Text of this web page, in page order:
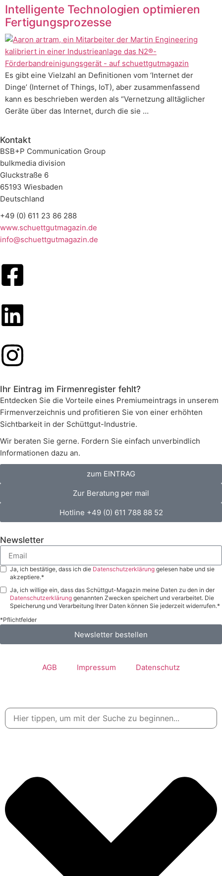
Intelligente Technologien optimieren
Fertigungsprozesse
Es gibt eine Vielzahl an Definitionen vom ‘Internet der
Dinge’ (Internet of Things, IoT), aber zusammenfassend
kann es beschrieben werden als “Vernetzung alltäglicher
Geräte über das Internet, durch die sie …
Kontakt
BSB+P Communication Group
bulkmedia division
Gluckstraße 6
65193 Wiesbaden
Deutschland
+49 (0) 611 23 86 288
www.schuettgutmagazin.de
info@schuettgutmagazin.de
Ihr Eintrag im Firmenregister fehlt?
Entdecken Sie die Vorteile eines Premiumeintrags in unserem
Firmenverzeichnis und profitieren Sie von einer erhöhten
Sichtbarkeit in der Schüttgut-Industrie.
Wir beraten Sie gerne. Fordern Sie einfach unverbindlich
Informationen dazu an.
zum EINTRAG
Zur Beratung per mail
Hotline +49 (0) 611 788 88 52
Newsletter
Ja, ich bestätige, dass ich die Datenschutzerklärung gelesen habe und sie
akzeptiere.*
Ja, ich willige ein, dass das Schüttgut-Magazin meine Daten zu den in der
Datenschutzerklärung genannten Zwecken speichert und verarbeitet. Die
Speicherung und Verarbeitung Ihrer Daten können Sie jederzeit widerrufen.*
*Pflichtfelder
Newsletter bestellen
AGB Impressum Datenschutz